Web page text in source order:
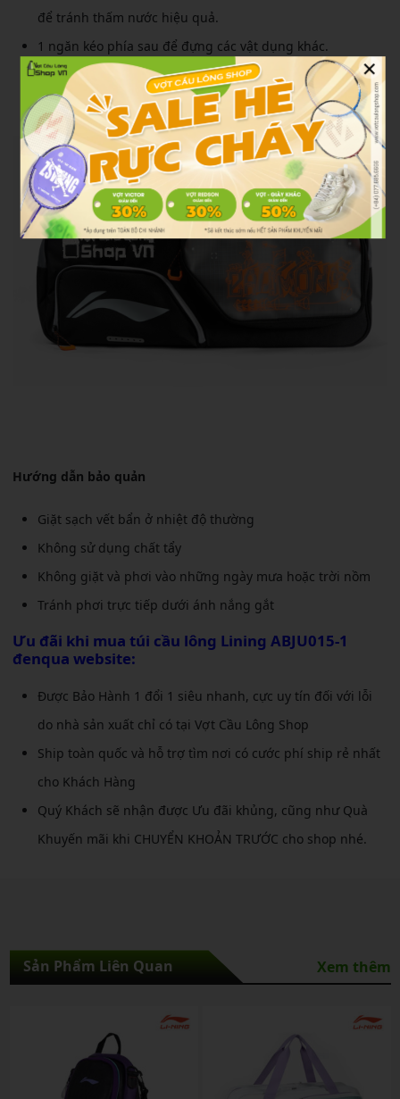
để tránh thấm nước hiệu quả.
1 ngăn kéo phía sau để đựng các vật dụng khác.
Hướng dẫn bảo quản
Giặt sạch vết bẩn ở nhiệt độ thường
Không sử dụng chất tẩy
Không giặt và phơi vào những ngày mưa hoặc trời nồm
Tránh phơi trực tiếp dưới ánh nắng gắt
Ưu đãi khi mua túi cầu lông Lining ABJU015-1
đenqua website:
Được Bảo Hành 1 đổi 1 siêu nhanh, cực uy tín đối với lỗi
do nhà sản xuất chỉ có tại Vợt Cầu Lông Shop
Ship toàn quốc và hỗ trợ tìm nơi có cước phí ship rẻ nhất
cho Khách Hàng
Quý Khách sẽ nhận được Ưu đãi khủng, cũng như Quà
Khuyến mãi khi CHUYỂN KHOẢN TRƯỚC cho shop nhé.
Sản Phẩm Liên Quan Xem thêm
×